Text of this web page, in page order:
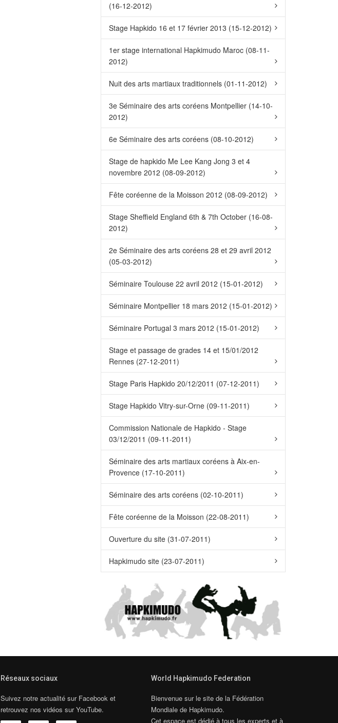
(16-12-2012)
Stage Hapkido 16 et 17 février 2013 (15-12-2012)
1er stage international Hapkimudo Maroc (08-11-
2012)
Nuit des arts martiaux traditionnels (01-11-2012)
3e Séminaire des arts coréens Montpellier (14-10-
2012)
6e Séminaire des arts coréens (08-10-2012)
Stage de hapkido Me Lee Kang Jong 3 et 4
novembre 2012 (08-09-2012)
Fête coréenne de la Moisson 2012 (08-09-2012)
Stage Sheffield England 6th & 7th October (16-08-
2012)
2e Séminaire des arts coréens 28 et 29 avril 2012
(05-03-2012)
Séminaire Toulouse 22 avril 2012 (15-01-2012)
Séminaire Montpellier 18 mars 2012 (15-01-2012)
Séminaire Portugal 3 mars 2012 (15-01-2012)
Stage et passage de grades 14 et 15/01/2012
Rennes (27-12-2011)
Stage Paris Hapkido 20/12/2011 (07-12-2011)
Stage Hapkido Vitry-sur-Orne (09-11-2011)
Commission Nationale de Hapkido - Stage
03/12/2011 (09-11-2011)
Séminaire des arts martiaux coréens à Aix-en-
Provence (17-10-2011)
Séminaire des arts coréens (02-10-2011)
Fête coréenne de la Moisson (22-08-2011)
Ouverture du site (31-07-2011)
Hapkimudo site (23-07-2011)
Réseaux sociaux
Suivez notre actualité sur Facebook et
retrouvez nos vidéos sur YouTube.
World Hapkimudo Federation
Bienvenue sur le site de la Fédération
Mondiale de Hapkimudo.
Cet espace est dédié à tous les experts et à